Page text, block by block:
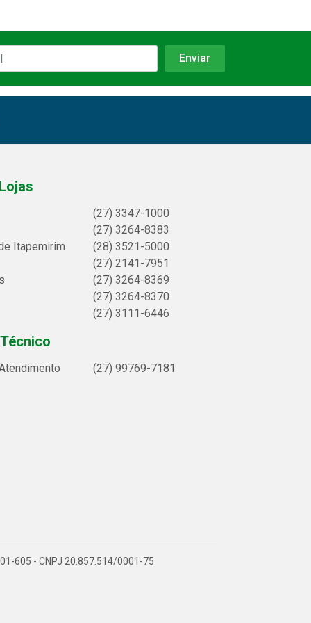
(27) 3347-1000
(27) 3264-8383
Itapemirim
(28) 3521-5000
(27) 2141-7951
(27) 3264-8369
(27) 3264-8370
(27) 3111-6446
(27) 99769-7181
605 - CNPJ 20.857.514/0001-75